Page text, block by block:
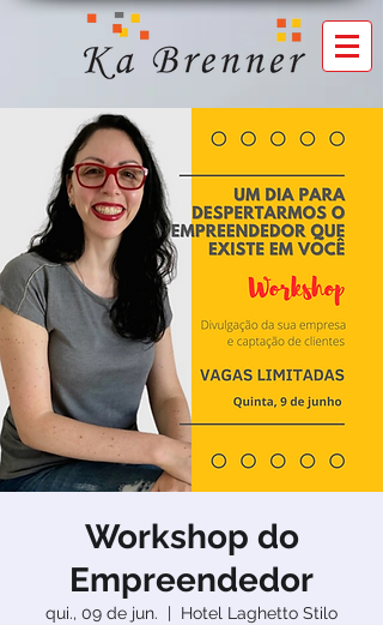
Workshop do
Empreendedor
qui., 09 de jun.
  |
Hotel Laghetto Stilo